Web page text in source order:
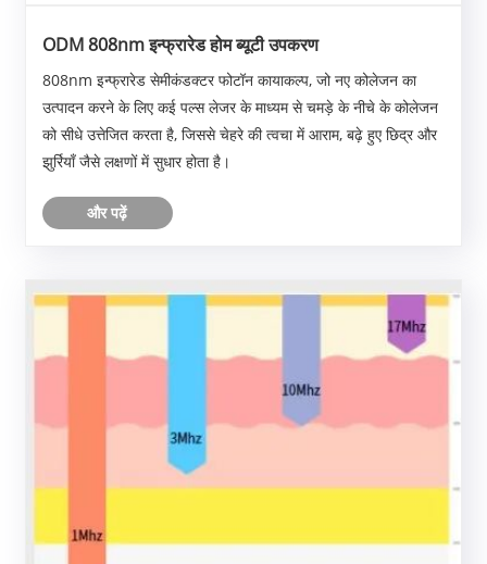
ODM 808nm इन्फ्रारेड होम ब्यूटी उपकरण
808nm इन्फ्रारेड सेमीकंडक्टर फोटॉन कायाकल्प, जो नए कोलेजन का
उत्पादन करने के लिए कई पल्स लेजर के माध्यम से चमड़े के नीचे के कोलेजन
को सीधे उत्तेजित करता है, जिससे चेहरे की त्वचा में आराम, बढ़े हुए छिद्र और
झुर्रियाँ जैसे लक्षणों में सुधार होता है।
और पढ़ें